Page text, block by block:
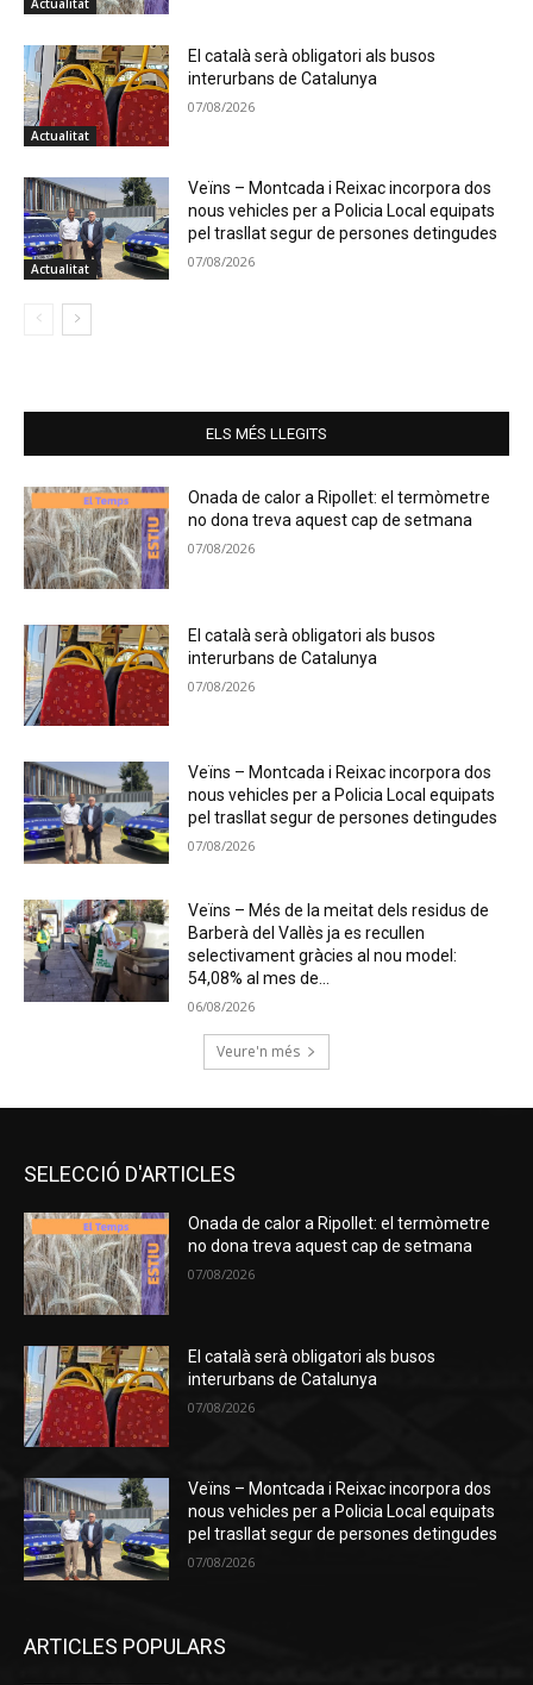
Actualitat
El català serà obligatori als busos
interurbans de Catalunya
07/08/2026
Actualitat
Veïns – Montcada i Reixac incorpora dos
nous vehicles per a Policia Local equipats
pel trasllat segur de persones detingudes
07/08/2026
ELS MÉS LLEGITS
Onada de calor a Ripollet: el termòmetre
no dona treva aquest cap de setmana
07/08/2026
El català serà obligatori als busos
interurbans de Catalunya
07/08/2026
Veïns – Montcada i Reixac incorpora dos
nous vehicles per a Policia Local equipats
pel trasllat segur de persones detingudes
07/08/2026
Veïns – Més de la meitat dels residus de
Barberà del Vallès ja es recullen
selectivament gràcies al nou model:
54,08% al mes de...
06/08/2026
Veure'n més
SELECCIÓ D'ARTICLES
Onada de calor a Ripollet: el termòmetre
no dona treva aquest cap de setmana
07/08/2026
El català serà obligatori als busos
interurbans de Catalunya
07/08/2026
Veïns – Montcada i Reixac incorpora dos
nous vehicles per a Policia Local equipats
pel trasllat segur de persones detingudes
07/08/2026
ARTICLES POPULARS